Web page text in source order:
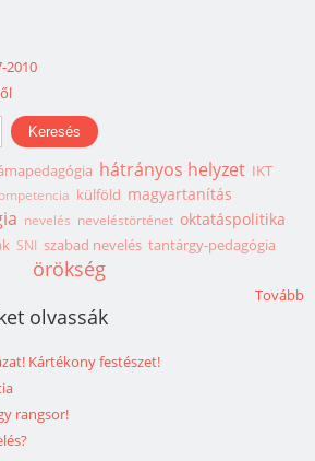
2010
hátrányos helyzet IKT
külföld magyartanítás
nevelés neveléstörténet oktatáspolitika
SNI szabad nevelés tantárgy-pedagógia
örökség
Tovább
olvassák
Kártékony festészet!
rangsor!